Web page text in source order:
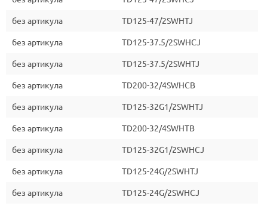
без артикула TD125-47/2SWHTJ
без артикула TD125-37.5/2SWHCJ
без артикула TD125-37.5/2SWHTJ
без артикула TD200-32/4SWHCB
без артикула TD125-32G1/2SWHTJ
без артикула TD200-32/4SWHTB
без артикула TD125-32G1/2SWHCJ
без артикула TD125-24G/2SWHTJ
без артикула TD125-24G/2SWHCJ